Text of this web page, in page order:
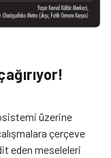
üzerine
çerçeve
eden meseleleri